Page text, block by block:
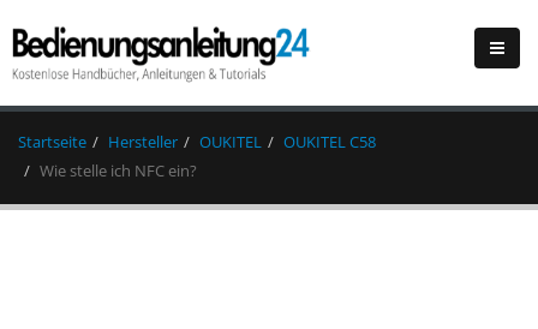
Startseite Hersteller OUKITEL
OUKITEL C58
Wie stelle ich NFC ein?